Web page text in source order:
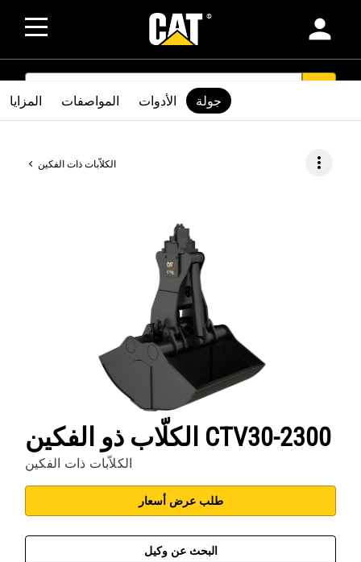
person
SEARCH
الكلاّبات ذات الفكين more_vert
الكلّاب ذو الفكين CTV30-2300
الكلاّبات ذات الفكين
طلب عرض أسعار
البحث عن وكيل
المزايا المواصفات الأدوات جولة